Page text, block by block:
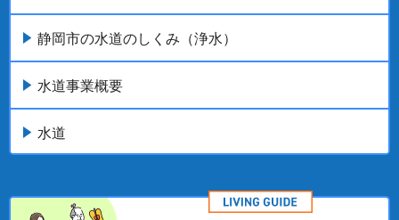
静岡市の水道のしくみ（浄水）
水道事業概要
水道